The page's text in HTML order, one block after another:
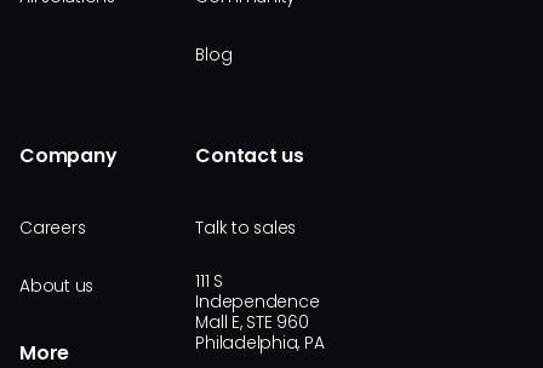
Blog
Company
Careers
About us
More
Contact us
Talk to sales
111 S
Independence
Mall E, STE 960
Philadelphia, PA